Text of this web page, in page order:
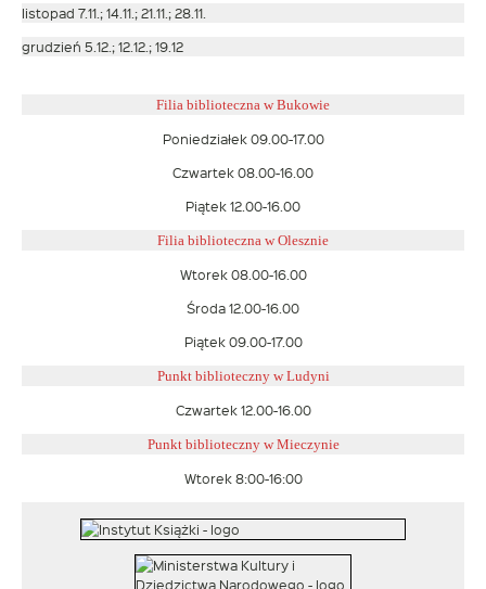
listopad 7.11.; 14.11.; 21.11.; 28.11.
grudzień 5.12.; 12.12.; 19.12
Filia biblioteczna w Bukowie
Poniedziałek 09.00-17.00
Czwartek 08.00-16.00
Piątek 12.00-16.00
Filia biblioteczna w Olesznie
Wtorek 08.00-16.00
Środa 12.00-16.00
Piątek 09.00-17.00
Punkt biblioteczny w Ludyni
Czwartek 12.00-16.00
Punkt biblioteczny w Mieczynie
Wtorek 8:00-16:00